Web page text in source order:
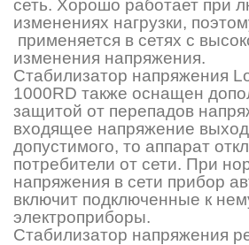
сеть. Хорошо работает при
изменениях нагрузки,
применяется в сетях с
изменения напряжения.
Стабилизатор напряжения
1000RD также оснащен
защитой от перепадов
входящее напряжение
допустимого, то аппарат
потребители от сети. При
напряжения в сети прибор
включит подключенные к
электроприборы.
Стабилизатор напряжения